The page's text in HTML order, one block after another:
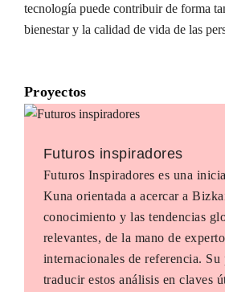
tecnología puede contribuir de forma
bienestar y la calidad de vida de las
Proyectos
Futuros inspiradores
Futuros Inspiradores es una
Kuna orientada a acercar a
conocimiento y las tendencias
relevantes, de la mano de
internacionales de referencia. Su
traducir estos análisis en claves